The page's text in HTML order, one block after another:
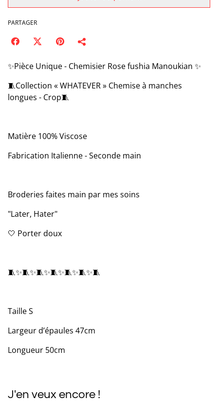
PARTAGER
✨Pièce Unique - Chemisier Rose fushia Manoukian ✨
🧵Collection « WHATEVER » Chemise à manches
longues - Crop🧵
Matière 100% Viscose
Fabrication Italienne - Seconde main
Broderies faites main par mes soins
"Later, Hater"
🤍 Porter doux
🧵✨🧵✨🧵✨🧵✨🧵✨🧵✨🧵
Taille S
Largeur d’épaules 47cm
Longueur 50cm
J'en veux encore !